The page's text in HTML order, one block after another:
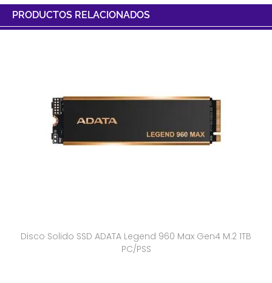
PRODUCTOS RELACIONADOS
Disco Solido SSD ADATA Legend 960 Max Gen4 M.2 1TB
PC/PSS